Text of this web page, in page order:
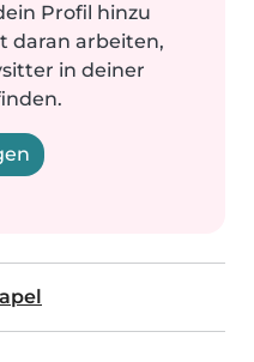
Profil hinzu
daran arbeiten,
in deiner